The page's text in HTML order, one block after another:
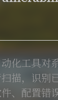
化工具对
描，识别
、配置错